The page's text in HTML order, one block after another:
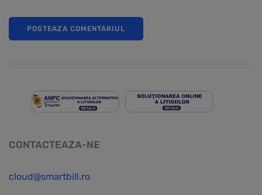
CONTACTEAZA-NE
cloud@smartbill.ro